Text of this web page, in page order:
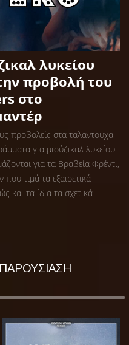
λυκείου
προβολή του
στο
προβολείς στα ταλαντούχα
για μιούζικαλ λυκείου
για τα Βραβεία Φρέντι,
τιμά τα εξαιρετικά
και τα ίδια τα σχετικά